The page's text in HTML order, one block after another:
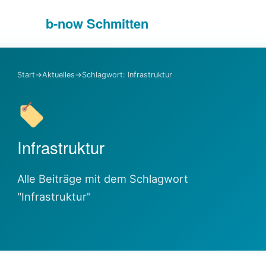
b-nowSchmitten
Start→Aktuelles→Schlagwort: Infrastruktur
Infrastruktur
Alle Beiträge mit dem Schlagwort
"Infrastruktur"